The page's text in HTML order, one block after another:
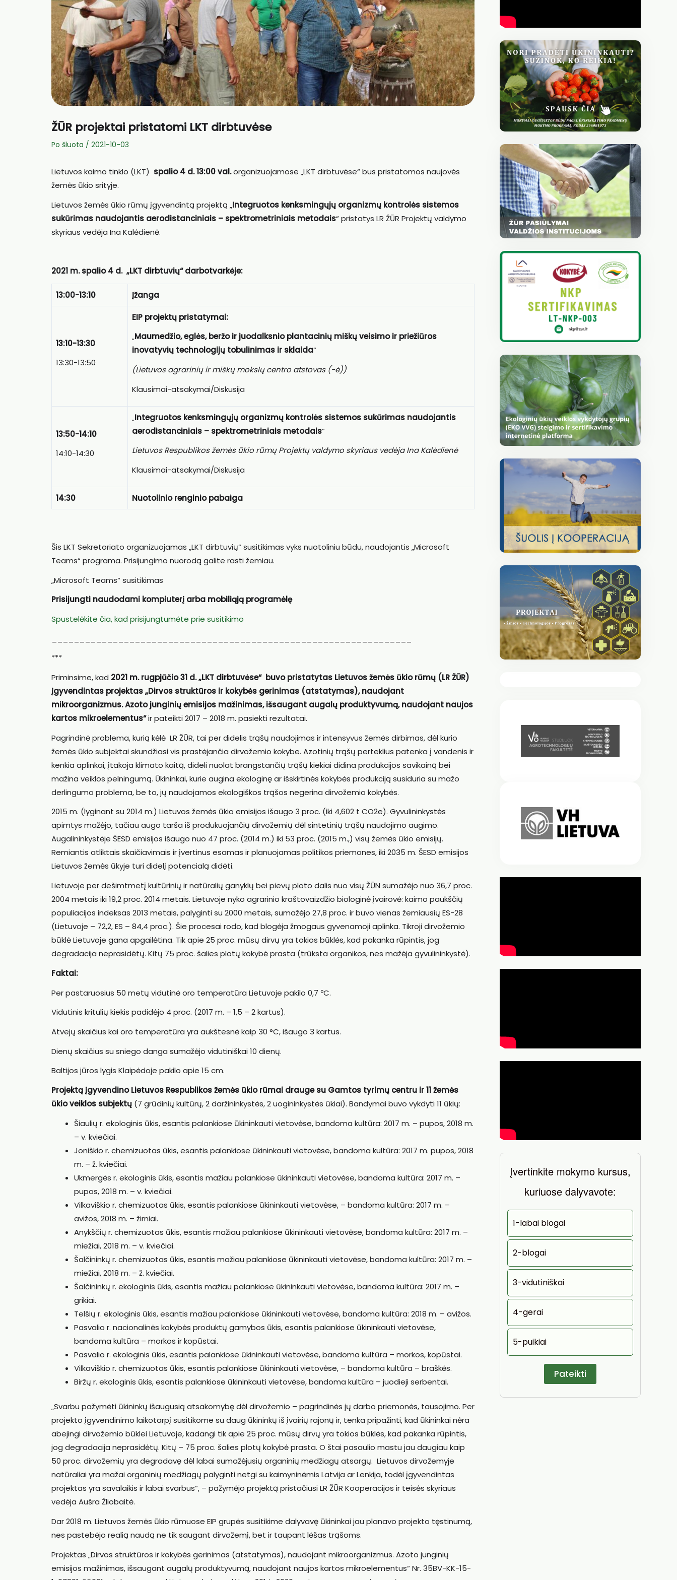
ŽŪR projektai pristatomi LKT dirbtuvėse
Po šluota / 2021-10-03
Lietuvos kaimo tinklo (LKT) spalio 4 d. 13:00 val.organizuojamose „LKT dirbtuvėse“ bus pristatomos naujovės
žemės ūkio srityje.
Lietuvos žemės ūkio rūmų įgyvendintą projektą „Integruotos kenksmingųjų organizmų kontrolės sistemos
sukūrimas naudojantis aerodistanciniais – spektrometriniais metodais“ pristatys LR ŽŪR Projektų valdymo
skyriaus vedėja Ina Kalėdienė.
2021 m. spalio 4 d. „LKT dirbtuvių“ darbotvarkėje:
13:00-13:10 Įžanga
13:10-13:30
13:30-13:50
EIP projektų pristatymai:
„Maumedžio, eglės, beržo ir juodalksnio plantacinių miškų veisimo ir priežiūros
inovatyvių technologijų tobulinimas ir sklaida“
(Lietuvos agrarinių ir miškų mokslų centro atstovas (-ė))
Klausimai-atsakymai/Diskusija
13:50-14:10
14:10-14:30
„Integruotos kenksmingųjų organizmų kontrolės sistemos sukūrimas naudojantis
aerodistanciniais – spektrometriniais metodais“
Lietuvos Respublikos žemės ūkio rūmų Projektų valdymo skyriaus vedėja Ina Kalėdienė
Klausimai-atsakymai/Diskusija
14:30 Nuotolinio renginio pabaiga
Šis LKT Sekretoriato organizuojamas „LKT dirbtuvių“ susitikimas vyks nuotoliniu būdu, naudojantis „Microsoft
Teams“ programa. Prisijungimo nuorodą galite rasti žemiau.
„Microsoft Teams“ susitikimas
Prisijungti naudodami kompiuterį arba mobiliąją programėlę
Spustelėkite čia, kad prisijungtumėte prie susitikimo
***
Priminsime, kad 2021 m. rugpjūčio 31 d. „LKT dirbtuvėse“ buvo pristatytas Lietuvos žemės ūkio rūmų (LR ŽŪR)
įgyvendintas projektas „Dirvos struktūros ir kokybės gerinimas (atstatymas), naudojant
mikroorganizmus. Azoto junginių emisijos mažinimas, išsaugant augalų produktyvumą, naudojant naujos
kartos mikroelementus“ir pateikti 2017 – 2018 m. pasiekti rezultatai.
Pagrindinė problema, kurią kėlė LR ŽŪR, tai per didelis trąšų naudojimas ir intensyvus žemės dirbimas, dėl kurio
žemės ūkio subjektai skundžiasi vis prastėjančia dirvožemio kokybe. Azotinių trąšų perteklius patenka į vandenis ir
kenkia aplinkai, įtakoja klimato kaitą, dideli nuolat brangstančių trąšų kiekiai didina produkcijos savikainą bei
mažina veiklos pelningumą. Ūkininkai, kurie augina ekologinę ar išskirtinės kokybės produkciją susiduria su mažo
derlingumo problema, be to, jų naudojamos ekologiškos trąšos negerina dirvožemio kokybės.
2015 m. (lyginant su 2014 m.) Lietuvos žemės ūkio emisijos išaugo 3 proc. (iki 4,602 t CO2e). Gyvulininkystės
apimtys mažėjo, tačiau augo tarša iš produkuojančių dirvožemių dėl sintetinių trąšų naudojimo augimo.
Augalininkystėje ŠESD emisijos išaugo nuo 47 proc. (2014 m.) iki 53 proc. (2015 m.,) visų žemės ūkio emisijų.
Remiantis atliktais skaičiavimais ir įvertinus esamas ir planuojamas politikos priemones, iki 2035 m. ŠESD emisijos
Lietuvos žemės ūkyje turi didelį potencialą didėti.
Lietuvoje per dešimtmetį kultūrinių ir natūralių ganyklų bei pievų ploto dalis nuo visų ŽŪN sumažėjo nuo 36,7 proc.
2004 metais iki 19,2 proc. 2014 metais. Lietuvoje nyko agrarinio kraštovaizdžio biologinė įvairovė: kaimo paukščių
populiacijos indeksas 2013 metais, palyginti su 2000 metais, sumažėjo 27,8 proc. ir buvo vienas žemiausių ES-28
(Lietuvoje – 72,2, ES – 84,4 proc.). Šie procesai rodo, kad blogėja žmogaus gyvenamoji aplinka. Tikroji dirvožemio
būklė Lietuvoje gana apgailėtina. Tik apie 25 proc. mūsų dirvų yra tokios būklės, kad pakanka rūpintis, jog
degradacija neprasidėtų. Kitų 75 proc. šalies plotų kokybė prasta (trūksta organikos, nes mažėja gyvulininkystė).
Faktai:
Per pastaruosius 50 metų vidutinė oro temperatūra Lietuvoje pakilo 0,7 ºC.
Vidutinis kritulių kiekis padidėjo 4 proc. (2017 m. – 1,5 – 2 kartus).
Atvejų skaičius kai oro temperatūra yra aukštesnė kaip 30 °C, išaugo 3 kartus.
Dienų skaičius su sniego danga sumažėjo vidutiniškai 10 dienų.
Baltijos jūros lygis Klaipėdoje pakilo apie 15 cm.
Projektą įgyvendino Lietuvos Respublikos žemės ūkio rūmai drauge su Gamtos tyrimų centru ir 11 žemės
ūkio veiklos subjektų (7 grūdinių kultūrų, 2 daržininkystės, 2 uogininkystės ūkiai). Bandymai buvo vykdyti 11 ūkių:
Šiaulių r. ekologinis ūkis, esantis palankiose ūkininkauti vietovėse, bandoma kultūra: 2017 m. – pupos, 2018 m.
– v. kviečiai.
Joniškio r. chemizuotas ūkis, esantis palankiose ūkininkauti vietovėse, bandoma kultūra: 2017 m. pupos, 2018
m. – ž. kviečiai.
Ukmergės r. ekologinis ūkis, esantis mažiau palankiose ūkininkauti vietovėse, bandoma kultūra: 2017 m. –
pupos, 2018 m. – v. kviečiai.
Vilkaviškio r. chemizuotas ūkis, esantis palankiose ūkininkauti vietovėse, – bandoma kultūra: 2017 m. –
avižos, 2018 m. – žirniai.
Anykščių r. chemizuotas ūkis, esantis mažiau palankiose ūkininkauti vietovėse, bandoma kultūra: 2017 m. –
miežiai, 2018 m. – v. kviečiai.
Šalčininkų r. chemizuotas ūkis, esantis mažiau palankiose ūkininkauti vietovėse, bandoma kultūra: 2017 m. –
miežiai, 2018 m. – ž. kviečiai.
Šalčininkų r. ekologinis ūkis, esantis mažiau palankiose ūkininkauti vietovėse, bandoma kultūra: 2017 m. –
grikiai.
Telšių r. ekologinis ūkis, esantis mažiau palankiose ūkininkauti vietovėse, bandoma kultūra: 2018 m. – avižos.
Pasvalio r. nacionalinės kokybės produktų gamybos ūkis, esantis palankiose ūkininkauti vietovėse,
bandoma kultūra – morkos ir kopūstai.
Pasvalio r. ekologinis ūkis, esantis palankiose ūkininkauti vietovėse, bandoma kultūra – morkos, kopūstai.
Vilkaviškio r. chemizuotas ūkis, esantis palankiose ūkininkauti vietovėse, – bandoma kultūra – braškės.
Biržų r. ekologinis ūkis, esantis palankiose ūkininkauti vietovėse, bandoma kultūra – juodieji serbentai.
„Svarbu pažymėti ūkininkų išaugusią atsakomybę dėl dirvožemio – pagrindinės jų darbo priemonės, tausojimo. Per
projekto įgyvendinimo laikotarpį susitikome su daug ūkininkų iš įvairių rajonų ir, tenka pripažinti, kad ūkininkai nėra
abejingi dirvožemio būklei Lietuvoje, kadangi tik apie 25 proc. mūsų dirvų yra tokios būklės, kad pakanka rūpintis,
jog degradacija neprasidėtų. Kitų – 75 proc. šalies plotų kokybė prasta. O štai pasaulio mastu jau daugiau kaip
50 proc. dirvožemių yra degradavę dėl labai sumažėjusių organinių medžiagų atsargų. Lietuvos dirvožemyje
natūraliai yra mažai organinių medžiagų palyginti netgi su kaimyninėmis Latvija ar Lenkija, todėl įgyvendintas
projektas yra savalaikis ir labai svarbus“, – pažymėjo projektą pristačiusi LR ŽŪR Kooperacijos ir teisės skyriaus
vedėja Aušra Žliobaitė.
Dar 2018 m. Lietuvos žemės ūkio rūmuose EIP grupės susitikime dalyvavę ūkininkai jau planavo projekto tęstinumą,
nes pastebėjo realią naudą ne tik saugant dirvožemį, bet ir taupant lėšas trąšoms.
Projektas „Dirvos struktūros ir kokybės gerinimas (atstatymas), naudojant mikroorganizmus. Azoto junginių
emisijos mažinimas, išsaugant augalų produktyvumą, naudojant naujos kartos mikroelementus“ Nr. 35BV-KK-15-
Įvertinkite mokymo kursus,
kuriuose dalyvavote:
1-labai blogai
2-blogai
3-vidutiniškai
4-gerai
5-puikiai